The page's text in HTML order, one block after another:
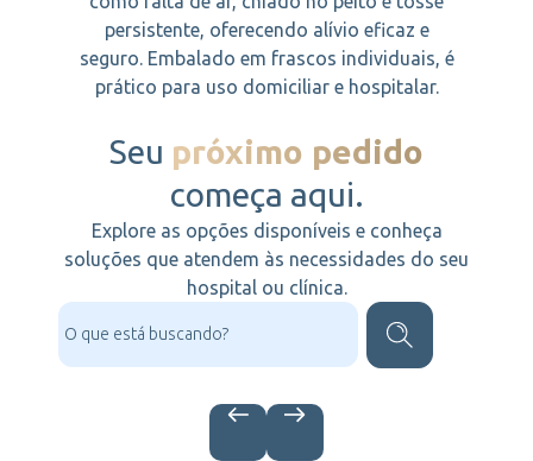
persistente, oferecendo alívio eficaz e
seguro. Embalado em frascos individuais, é
prático para uso domiciliar e hospitalar.
Seu próximo pedido
começa aqui.
Explore as opções disponíveis e conheça
soluções que atendem às necessidades do seu
hospital ou clínica.